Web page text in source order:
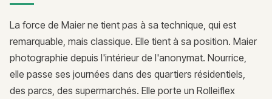
La force de Maier ne tient pas à sa technique, qui est
remarquable, mais classique. Elle tient à sa position. Maier
photographie depuis l'intérieur de l'anonymat. Nourrice,
elle passe ses journées dans des quartiers résidentiels,
des parcs, des supermarchés. Elle porte un Rolleiflex